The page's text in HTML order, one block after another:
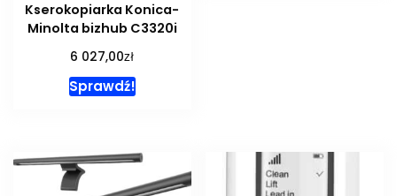
Kserokopiarka Konica-
Minolta bizhub C3320i
6 027,00zł
Sprawdź!